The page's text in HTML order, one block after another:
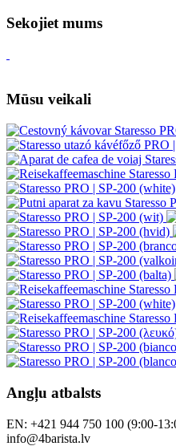
Sekojiet mums
Mūsu veikali
Angļu atbalsts
EN: +421 944 750 100 (9:00-
info@4barista.lv